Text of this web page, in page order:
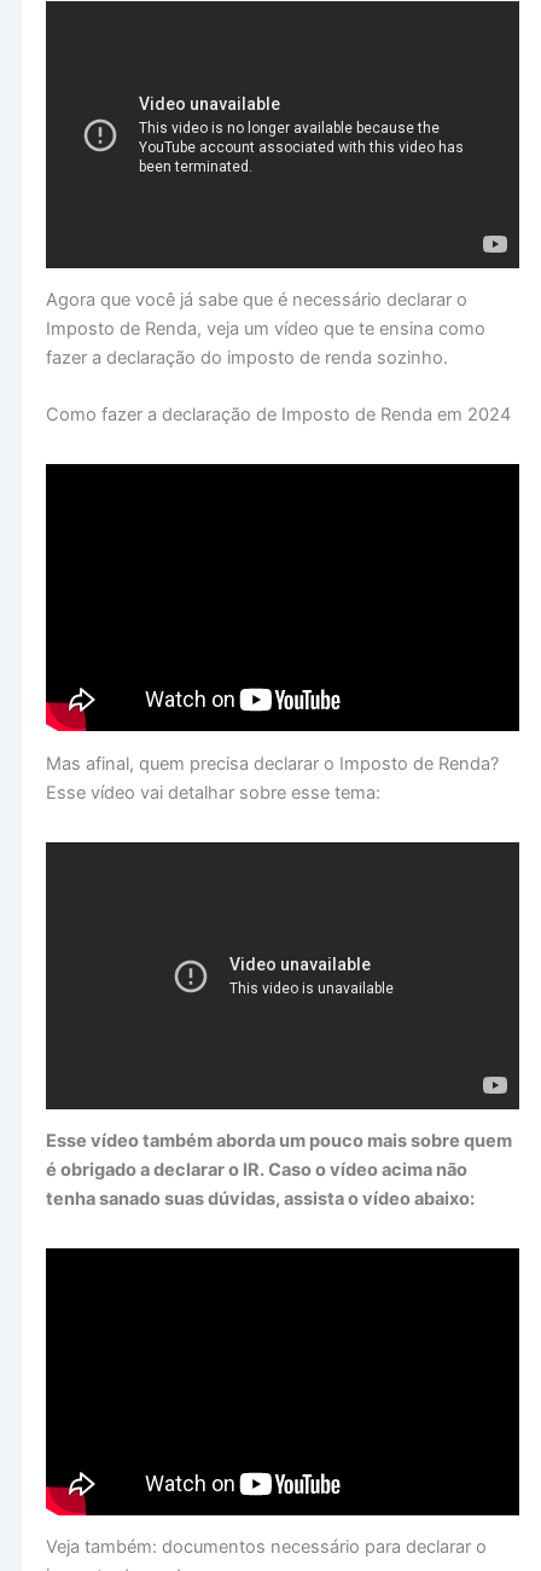
Agora que você já sabe que é necessário declarar o
Imposto de Renda, veja um vídeo que te ensina como
fazer a declaração do imposto de renda sozinho.
Como fazer a declaração de Imposto de Renda em 2024
Mas afinal, quem precisa declarar o Imposto de Renda?
Esse vídeo vai detalhar sobre esse tema:
Esse vídeo também aborda um pouco mais sobre quem
é obrigado a declarar o IR. Caso o vídeo acima não
tenha sanado suas dúvidas, assista o vídeo abaixo:
Veja também: documentos necessário para declarar o